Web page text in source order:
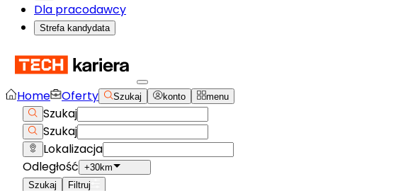
Dla pracodawcy
Strefa kandydata
Home Oferty Szukaj konto menu
Szukaj
Szukaj
Lokalizacja
Odległość +30km
Szukaj
Filtruj